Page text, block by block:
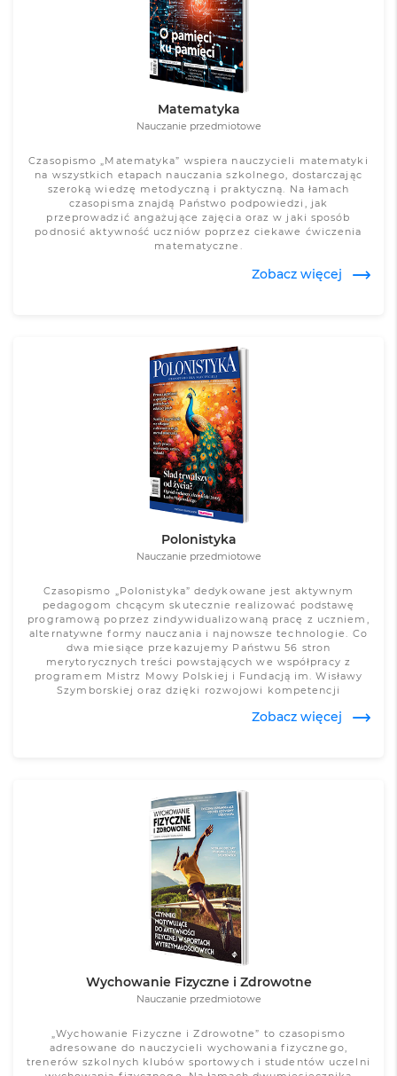
Matematyka
Nauczanie przedmiotowe
Czasopismo „Matematyka” wspiera nauczycieli matematyki
na wszystkich etapach nauczania szkolnego, dostarczając
szeroką wiedzę metodyczną i praktyczną. Na łamach
czasopisma znajdą Państwo podpowiedzi, jak
przeprowadzić angażujące zajęcia oraz w jaki sposób
podnosić aktywność uczniów poprzez ciekawe ćwiczenia
matematyczne.
Zobacz więcej
Polonistyka
Nauczanie przedmiotowe
Czasopismo „Polonistyka” dedykowane jest aktywnym
pedagogom chcącym skutecznie realizować podstawę
programową poprzez zindywidualizowaną pracę z uczniem,
alternatywne formy nauczania i najnowsze technologie. Co
dwa miesiące przekazujemy Państwu 56 stron
merytorycznych treści powstających we współpracy z
programem Mistrz Mowy Polskiej i Fundacją im. Wisławy
Szymborskiej oraz dzięki rozwojowi kompetencji
polonistyki – prof. Jerzego Bralczyka, prof. Jana Miodka,
Zobacz więcej
Wychowanie Fizyczne i Zdrowotne
Nauczanie przedmiotowe
„Wychowanie Fizyczne i Zdrowotne” to czasopismo
adresowane do nauczycieli wychowania fizycznego,
trenerów szkolnych klubów sportowych i studentów uczelni